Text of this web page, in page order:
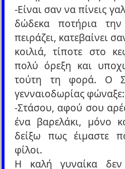
-Είναι σαν να πίνεις
δώδεκα ποτήρια
πειράζει, κατεβαίνει
κοιλιά, τίποτε στο
πολύ όρεξη και
τούτη τη φορά. Ο
γενναιοδωρίας φώναξε:
-Στάσου, αφού σου
ένα βαρελάκι, μόνο
δείξω πως έιμαστε
φίλοι.
Η καλή γυναίκα